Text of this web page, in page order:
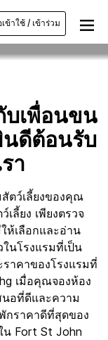
ข้าใช้ / เข้าร่วม
ลี้ยง Fort
บเพื่อนขน
ดีต้อนรับ
า
ตว์เลี้ยงของคุณ
ลี้ยง เพียงตรวจ
ห้เลือกและอ่าน
นโรงแรมที่เป็น
าคาของโรงแรมที่
เมื่อคุณจองห้อง
อที่ดีและความ
กราคาดีที่สุดของ
น Fort St John